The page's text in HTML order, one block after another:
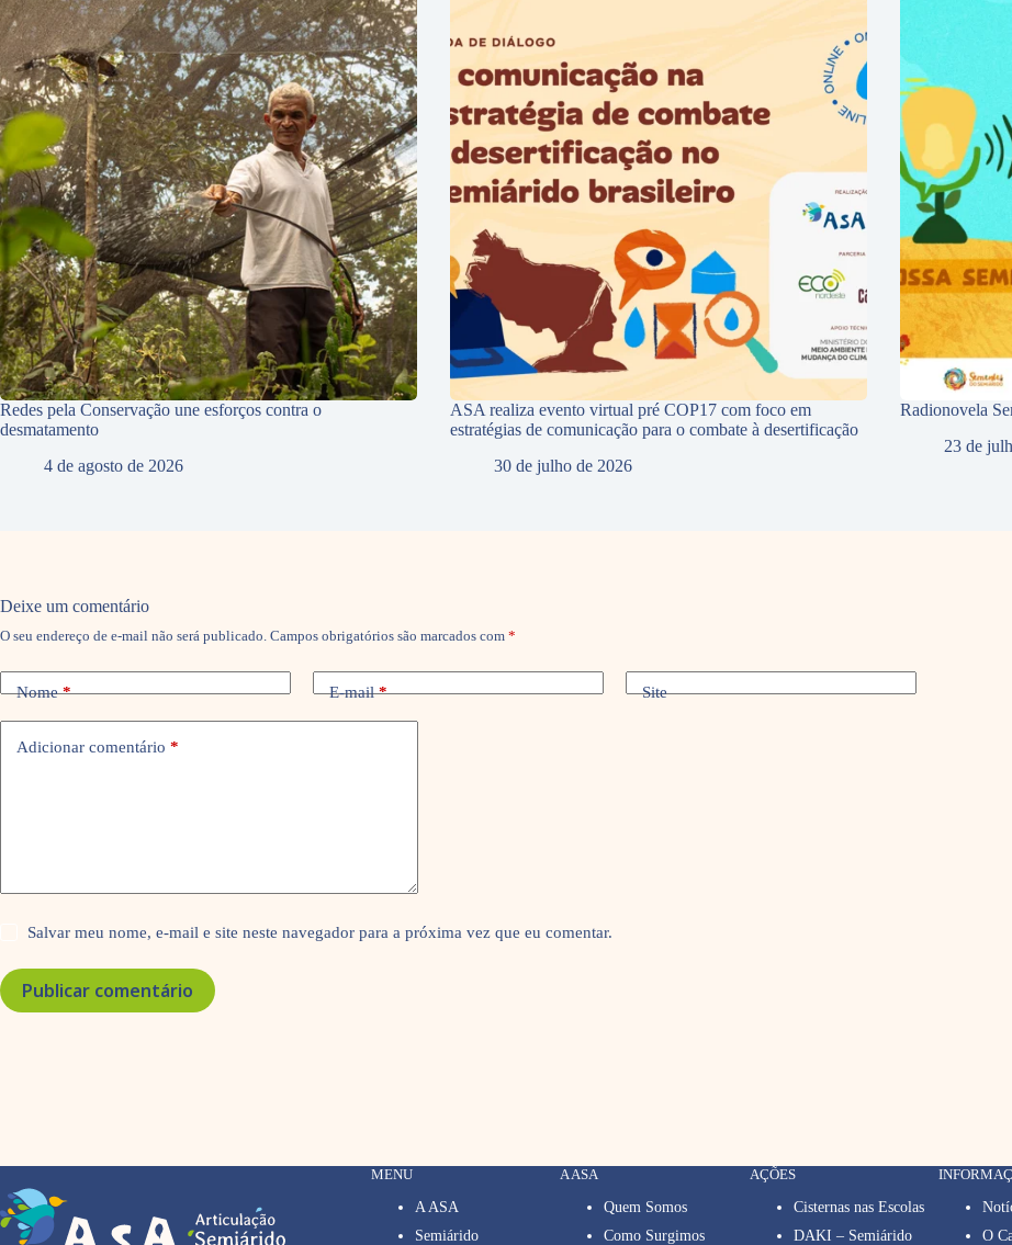
Redes pela Conservação une esforços contra o
desmatamento
4 de agosto de 2026
ASA realiza evento virtual pré COP17 com foco em
estratégias de comunicação para o combate à desertificação
30 de julho de 2026
Radionovela
23 de
Deixe um comentário
O seu endereço de e-mail não será publicado. Campos obrigatórios são marcados com *
Nome* E-mail* Site
Adicionar comentário *
Salvar meu nome, e-mail e site neste navegador para a próxima vez que eu comentar.
Publicar comentário
MENU
A ASA
Semiárido
A ASA
Quem Somos
Como Surgimos
AÇÕES
Cisternas nas Escolas
DAKI – Semiárido
O